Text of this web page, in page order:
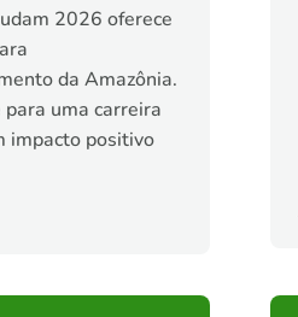
2026 oferece
da Amazônia.
uma carreira
impacto positivo